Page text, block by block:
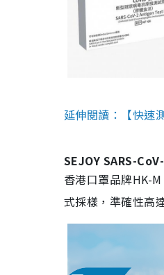
延伸閱讀：【快速
SEJOY SARS-
香港口罩品牌HK-
式採樣，準確性高